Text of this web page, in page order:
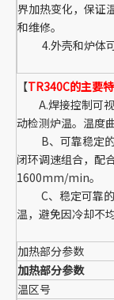
界加热变化，保证
和维修。
4.外壳和炉体可
【TR340C的主要特
A.焊接控制可视
动检测炉温。温度
B、可靠稳定的
闭环调速组合，配
1600mm/min。
C、稳定可靠的
温，避免因冷却不
加热部分参数
加热部分参数
温区号